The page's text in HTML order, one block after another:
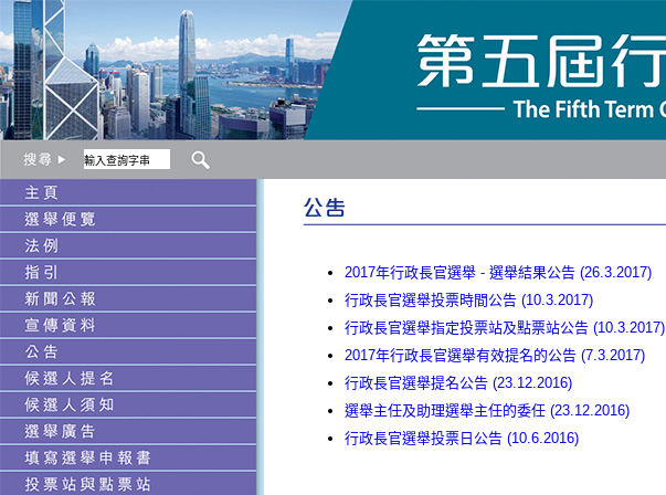
2017年行政長官選舉 - 選舉結果公告 (26.3.2017)
行政長官選舉投票時間公告 (10.3.2017)
行政長官選舉指定投票站及點票站公告 (10.3.2017)
2017年行政長官選舉有效提名的公告 (7.3.2017)
行政長官選舉提名公告 (23.12.2016)
選舉主任及助理選舉主任的委任 (23.12.2016)
行政長官選舉投票日公告 (10.6.2016)